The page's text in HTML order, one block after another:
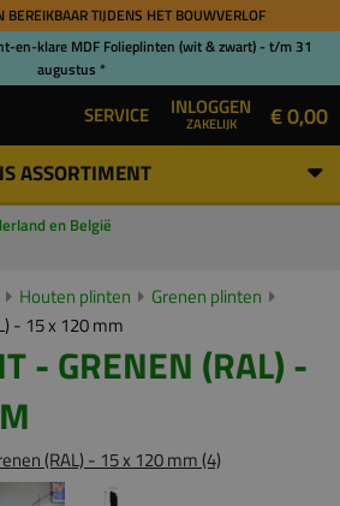
TIJDENS HET BOUWVERLOF
en-klare MDF Folieplinten (wit & zwart) - t/m 31
augustus *
SERVICE INLOGGEN
ZAKELIJK € 0,00
ASSORTIMENT
en België
Houten plinten
Grenen plinten
- 15 x 120 mm
- GRENEN (RAL) -